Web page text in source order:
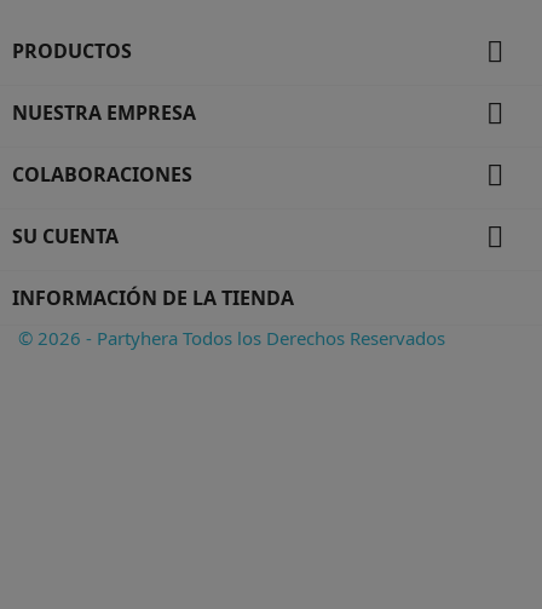
PRODUCTOS 
NUESTRA EMPRESA 
COLABORACIONES 
SU CUENTA 
INFORMACIÓN DE LA TIENDA
© 2026 - Partyhera Todos los Derechos Reservados